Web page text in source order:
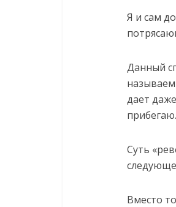
Я и сам
Данный
дает
прибегаю.
Суть
Вместо